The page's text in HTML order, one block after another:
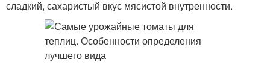
сладкий, сахаристый вкус мясистой внутренности.